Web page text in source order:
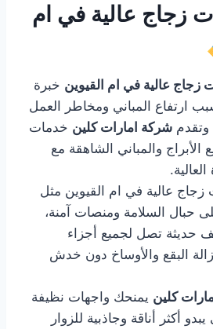
زجاج عالية في ام
زجاج عالية في ام القيوين خبرة
ارتفاع المباني ومخاطر العمل
وتقدم شركة امارات كلين خدمات
الأبراج والمباني الشاهقة مع
عالية في ام القيوين مثل
حبال السلامة ومنصات آمنة،
حديثة تصل لجميع أجزاء
البقع والأوساخ دون خدش
كلين يمنحك واجهات نظيفة
أكثر أناقة وجاذبية للزوار